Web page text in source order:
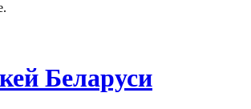
Беларуси